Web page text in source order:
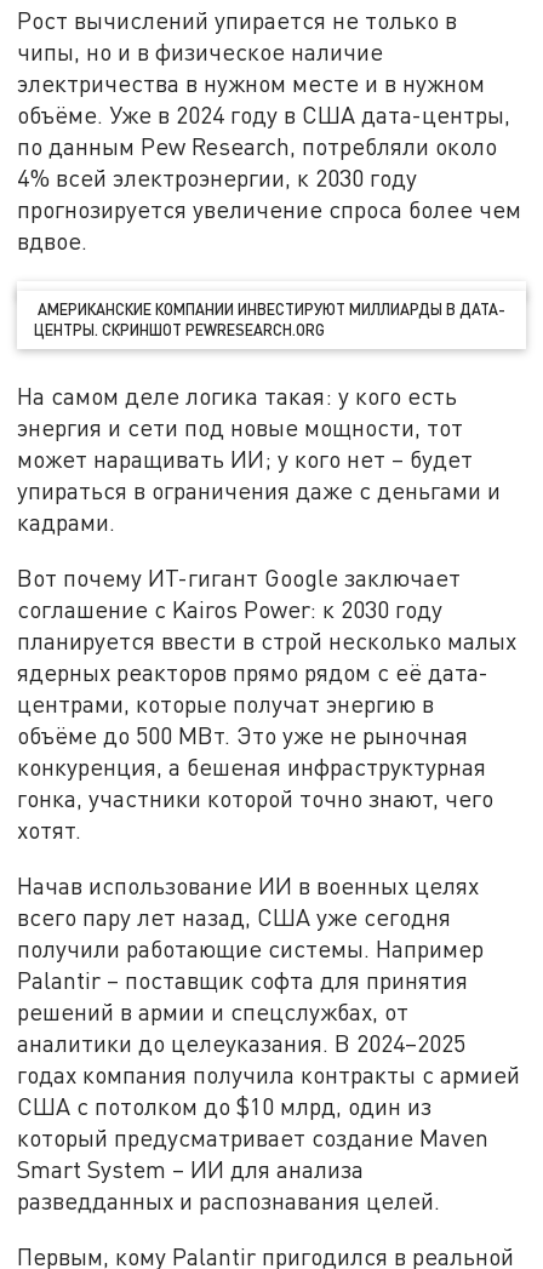
Рост вычислений упирается не только в
чипы, но и в физическое наличие
электричества в нужном месте и в нужном
объёме. Уже в 2024 году в США дата-центры,
по данным Pew Research, потребляли около
4% всей электроэнергии, к 2030 году
прогнозируется увеличение спроса более чем
вдвое.
АМЕРИКАНСКИЕ КОМПАНИИ ИНВЕСТИРУЮТ МИЛЛИАРДЫ В ДАТА-
ЦЕНТРЫ. СКРИНШОТ PEWRESEARCH.ORG
На самом деле логика такая: у кого есть
энергия и сети под новые мощности, тот
может наращивать ИИ; у кого нет – будет
упираться в ограничения даже с деньгами и
кадрами.
Вот почему ИТ-гигант Google заключает
соглашение с Kairos Power: к 2030 году
планируется ввести в строй несколько малых
ядерных реакторов прямо рядом с её дата-
центрами, которые получат энергию в
объёме до 500 МВт. Это уже не рыночная
конкуренция, а бешеная инфраструктурная
гонка, участники которой точно знают, чего
хотят.
Начав использование ИИ в военных целях
всего пару лет назад, США уже сегодня
получили работающие системы. Например
Palantir – поставщик софта для принятия
решений в армии и спецслужбах, от
аналитики до целеуказания. В 2024–2025
годах компания получила контракты с армией
США с потолком до $10 млрд, один из
который предусматривает создание Maven
Smart System – ИИ для анализа
разведданных и распознавания целей.
Первым, кому Palantir пригодился в реальной